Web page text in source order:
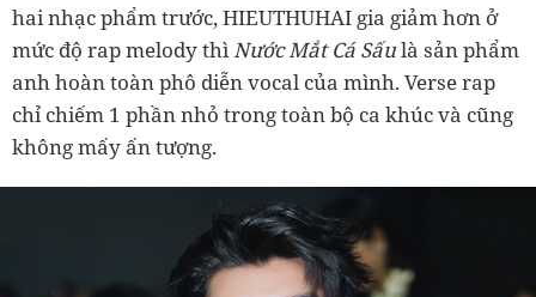
hai nhạc phẩm trước, HIEUTHUHAI gia giảm hơn ở
mức độ rap melody thìNước Mắt Cá Sấulà sản phẩm
anh hoàn toàn phô diễn vocal của mình. Verse rap
chỉ chiếm 1 phần nhỏ trong toàn bộ ca khúc và cũng
không mấy ấn tượng.